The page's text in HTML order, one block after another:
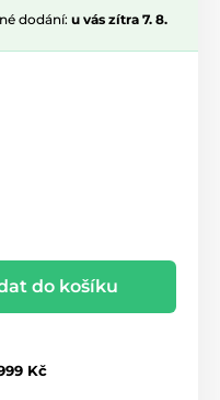
dodání: u vás zítra 7. 8.
do košíku
Kč